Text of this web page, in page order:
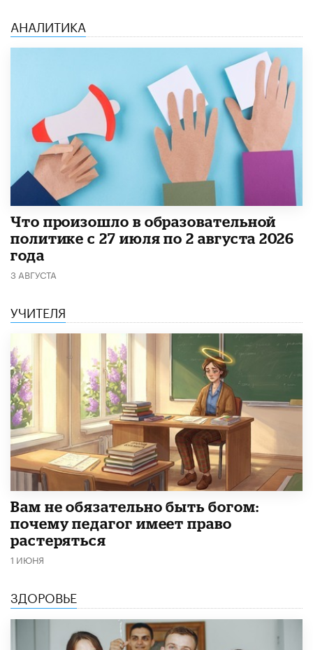
АНАЛИТИКА
​Что произошло в образовательной
политике с 27 июля по 2 августа 2026
года
3 АВГУСТА
УЧИТЕЛЯ
​Вам не обязательно быть богом:
почему педагог имеет право
растеряться
1 ИЮНЯ
ЗДОРОВЬЕ